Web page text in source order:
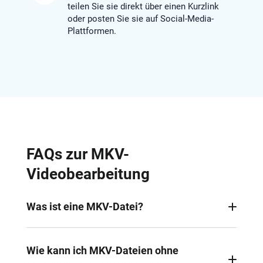
teilen Sie sie direkt über einen Kurzlink
oder posten Sie sie auf Social-Media-
Plattformen.
FAQs zur MKV-
Videobearbeitung
Was ist eine MKV-Datei?
Multimedia-Containerformat, das Video, Audio,
Wie kann ich MKV-Dateien ohne